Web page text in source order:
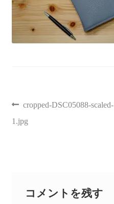
書籍カバー
ブログ
cropped-DSC05088-scaled-
1.jpg
コメントを残す